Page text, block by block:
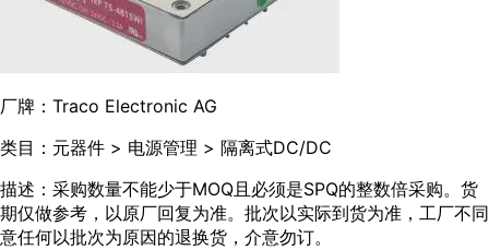
厂牌： Traco Electronic AG
类目： 元器件 > 电源管理 > 隔离式DC/DC
描述： 采购数量不能少于MOQ且必须是SPQ的整数倍采购。货
期仅做参考，以原厂回复为准。批次以实际到货为准，工厂不同
意任何以批次为原因的退换货，介意勿订。